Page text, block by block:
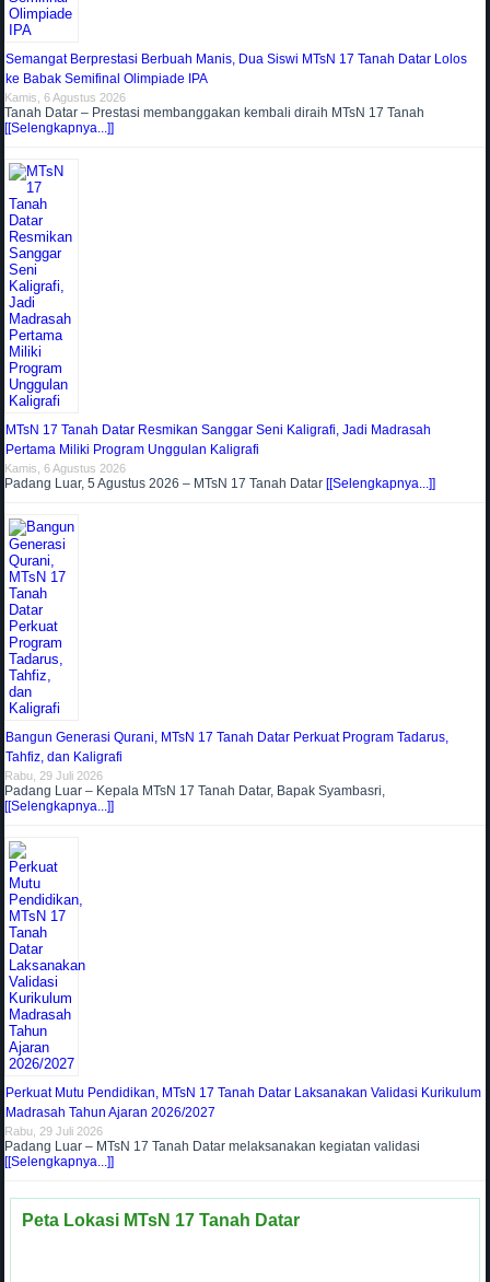
Semangat Berprestasi Berbuah Manis, Dua Siswi MTsN 17 Tanah Datar Lolos
ke Babak Semifinal Olimpiade IPA
Kamis, 6 Agustus 2026
Tanah Datar – Prestasi membanggakan kembali diraih MTsN 17 Tanah
[[Selengkapnya...]]
MTsN 17 Tanah Datar Resmikan Sanggar Seni Kaligrafi, Jadi Madrasah
Pertama Miliki Program Unggulan Kaligrafi
Kamis, 6 Agustus 2026
Padang Luar, 5 Agustus 2026 – MTsN 17 Tanah Datar [[Selengkapnya...]]
Bangun Generasi Qurani, MTsN 17 Tanah Datar Perkuat Program Tadarus,
Tahfiz, dan Kaligrafi
Rabu, 29 Juli 2026
Padang Luar – Kepala MTsN 17 Tanah Datar, Bapak Syambasri,
[[Selengkapnya...]]
Perkuat Mutu Pendidikan, MTsN 17 Tanah Datar Laksanakan Validasi Kurikulum
Madrasah Tahun Ajaran 2026/2027
Rabu, 29 Juli 2026
Padang Luar – MTsN 17 Tanah Datar melaksanakan kegiatan validasi
[[Selengkapnya...]]
Peta Lokasi MTsN 17 Tanah Datar